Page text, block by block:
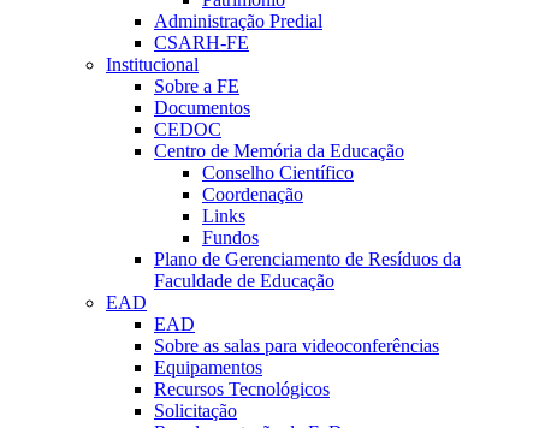
Administração Predial
CSARH-FE
Institucional
Sobre a FE
Documentos
CEDOC
Centro de Memória da Educação
Conselho Científico
Coordenação
Links
Fundos
Plano de Gerenciamento de Resíduos da
Faculdade de Educação
EAD
EAD
Sobre as salas para videoconferências
Equipamentos
Recursos Tecnológicos
Solicitação